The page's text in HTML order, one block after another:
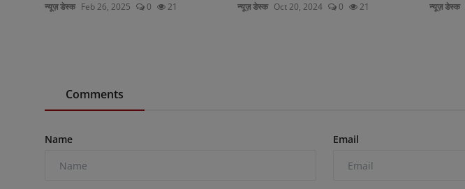
न्यूज़ डेस्क Feb 26, 2025 0 21 न्यूज़ डेस्क Oct 20, 2024 0 21 न्यूज़ डेस्क
Comments
Name Email